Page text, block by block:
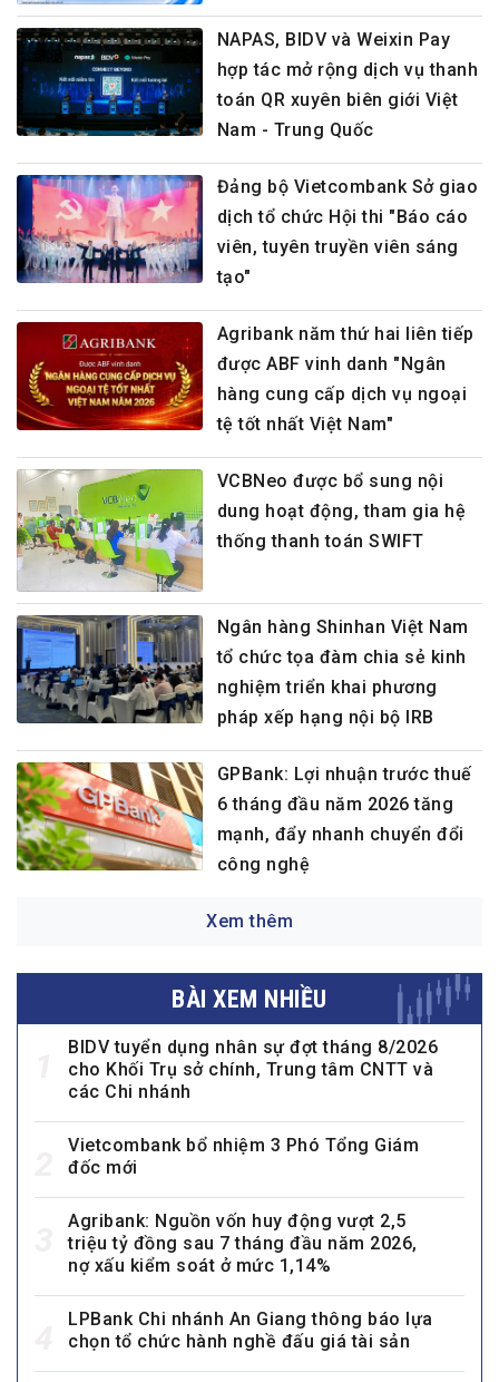
NAPAS, BIDV và Weixin Pay
hợp tác mở rộng dịch vụ thanh
toán QR xuyên biên giới Việt
Nam - Trung Quốc
Đảng bộ Vietcombank Sở giao
dịch tổ chức Hội thi "Báo cáo
viên, tuyên truyền viên sáng
tạo"
Agribank năm thứ hai liên tiếp
được ABF vinh danh "Ngân
hàng cung cấp dịch vụ ngoại
tệ tốt nhất Việt Nam"
VCBNeo được bổ sung nội
dung hoạt động, tham gia hệ
thống thanh toán SWIFT
Ngân hàng Shinhan Việt Nam
tổ chức tọa đàm chia sẻ kinh
nghiệm triển khai phương
pháp xếp hạng nội bộ IRB
GPBank: Lợi nhuận trước thuế
6 tháng đầu năm 2026 tăng
mạnh, đẩy nhanh chuyển đổi
công nghệ
Xem thêm
BÀI XEM NHIỀU
BIDV tuyển dụng nhân sự đợt tháng 8/2026
cho Khối Trụ sở chính, Trung tâm CNTT và
các Chi nhánh
Vietcombank bổ nhiệm 3 Phó Tổng Giám
đốc mới
Agribank: Nguồn vốn huy động vượt 2,5
triệu tỷ đồng sau 7 tháng đầu năm 2026,
nợ xấu kiểm soát ở mức 1,14%
LPBank Chi nhánh An Giang thông báo lựa
chọn tổ chức hành nghề đấu giá tài sản